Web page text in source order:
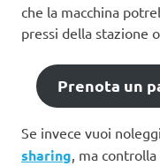
che la macchina
pressi della stazione
Prenota un
Se invece vuoi
sharing, ma